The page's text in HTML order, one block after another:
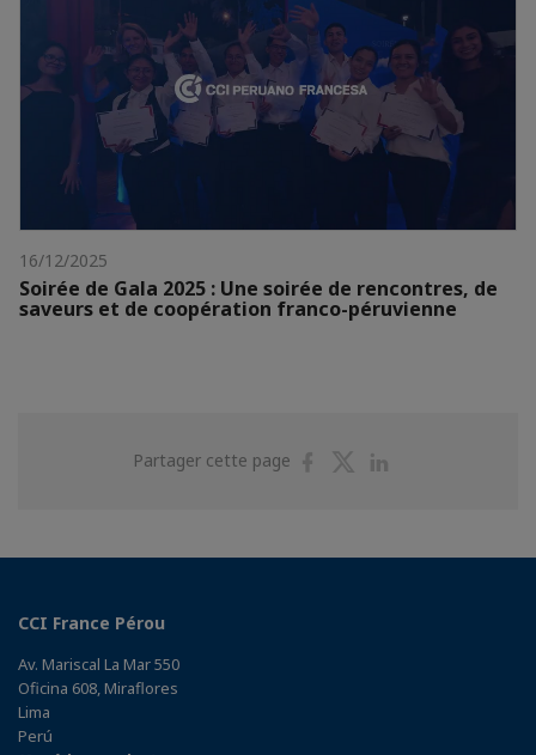
16/12/2025
Soirée de Gala 2025 : Une soirée de rencontres, de
saveurs et de coopération franco-péruvienne
Partager cette page
PartagerPartager
CCI France Pérou
Av. Mariscal La Mar 550
Oficina 608, Miraflores
Lima
Perú